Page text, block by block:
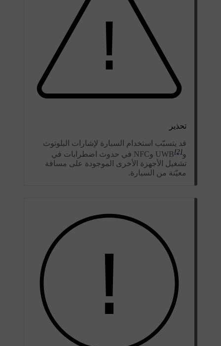
تحذير
قد يتسبّب استخدام السيارة لإشارات البلوتوث
وUWB[2]
وNFC في حدوث اضطرابات في
تشغيل الأجهزة الأخرى الموجودة على مسافة
معيّنة من السيارة.